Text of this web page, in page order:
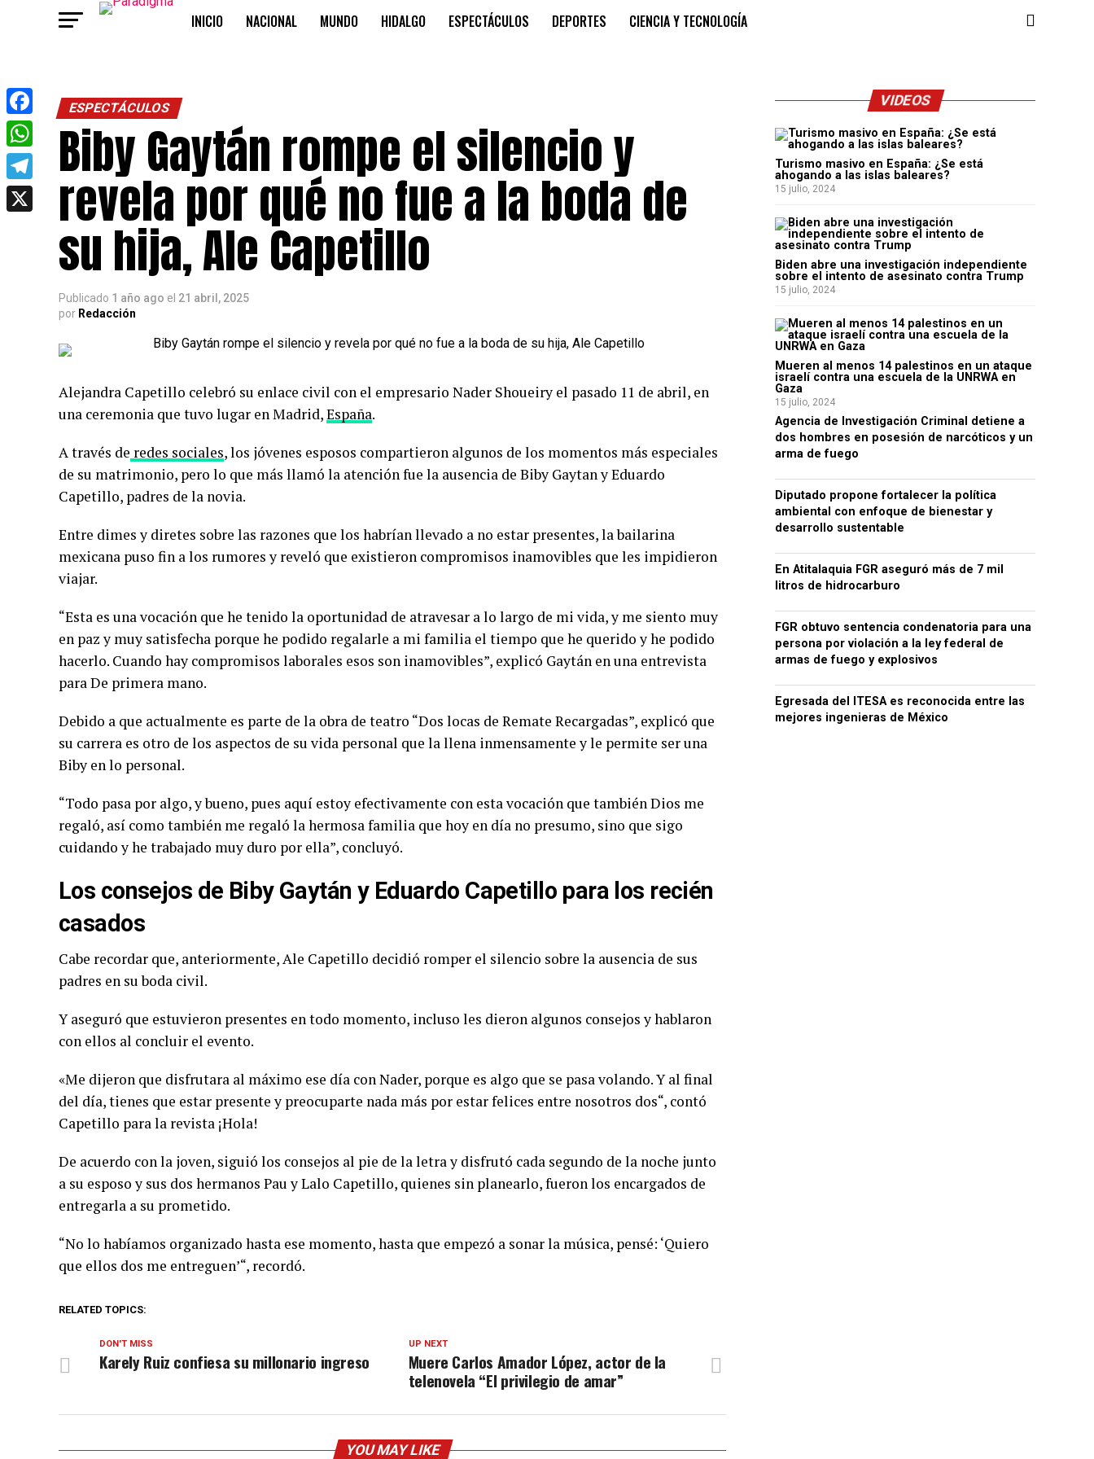
INICIO NACIONAL MUNDO HIDALGO ESPECTÁCULOS DEPORTES CIENCIA Y TECNOLOGÍA
ESPECTÁCULOS
Biby Gaytán rompe el silencio y
revela por qué no fue a la boda de
su hija, Ale Capetillo
Publicado 1 año ago el 21 abril, 2025
por Redacción
Alejandra Capetillo celebró su enlace civil con el empresario Nader Shoueiry el pasado 11 de abril, en
una ceremonia que tuvo lugar en Madrid,España.
A través de redes sociales, los jóvenes esposos compartieron algunos de los momentos más especiales
de su matrimonio, pero lo que más llamó la atención fue la ausencia de Biby Gaytan y Eduardo
Capetillo, padres de la novia.
Entre dimes y diretes sobre las razones que los habrían llevado a no estar presentes, la bailarina
mexicana puso fin a los rumores y reveló que existieron compromisos inamovibles que les impidieron
viajar.
“Esta es una vocación que he tenido la oportunidad de atravesar a lo largo de mi vida, y me siento muy
en paz y muy satisfecha porque he podido regalarle a mi familia el tiempo que he querido y he podido
hacerlo. Cuando hay compromisos laborales esos son inamovibles”, explicó Gaytán en una entrevista
para De primera mano.
Debido a que actualmente es parte de la obra de teatro “Dos locas de Remate Recargadas”, explicó que
su carrera es otro de los aspectos de su vida personal que la llena inmensamente y le permite ser una
Biby en lo personal.
“Todo pasa por algo, y bueno, pues aquí estoy efectivamente con esta vocación que también Dios me
regaló, así como también me regaló la hermosa familia que hoy en día no presumo, sino que sigo
cuidando y he trabajado muy duro por ella”, concluyó.
Los consejos de Biby Gaytán y Eduardo Capetillo para los recién
casados
Cabe recordar que, anteriormente, Ale Capetillo decidió romper el silencio sobre la ausencia de sus
padres en su boda civil.
Y aseguró que estuvieron presentes en todo momento, incluso les dieron algunos consejos y hablaron
con ellos al concluir el evento.
«Me dijeron que disfrutara al máximo ese día con Nader, porque es algo que se pasa volando. Y al final
del día, tienes que estar presente y preocuparte nada más por estar felices entre nosotros dos“, contó
Capetillo para la revista ¡Hola!
De acuerdo con la joven, siguió los consejos al pie de la letra y disfrutó cada segundo de la noche junto
a su esposo y sus dos hermanos Pau y Lalo Capetillo, quienes sin planearlo, fueron los encargados de
entregarla a su prometido.
“No lo habíamos organizado hasta ese momento, hasta que empezó a sonar la música, pensé: ‘Quiero
que ellos dos me entreguen’“, recordó.
RELATED TOPICS:
UP NEXT
Muere Carlos Amador López, actor de la
telenovela “El privilegio de amar”
DON'T MISS
Karely Ruiz confiesa su millonario ingreso
YOU MAY LIKE
VIDEOS
Turismo masivo en España: ¿Se está
ahogando a las islas baleares?
15 julio, 2024
Biden abre una investigación independiente
sobre el intento de asesinato contra Trump
15 julio, 2024
Mueren al menos 14 palestinos en un ataque
israelí contra una escuela de la UNRWA en
Gaza
15 julio, 2024
Agencia de Investigación Criminal detiene a
dos hombres en posesión de narcóticos y un
arma de fuego
Diputado propone fortalecer la política
ambiental con enfoque de bienestar y
desarrollo sustentable
En Atitalaquia FGR aseguró más de 7 mil
litros de hidrocarburo
FGR obtuvo sentencia condenatoria para una
persona por violación a la ley federal de
armas de fuego y explosivos
Egresada del ITESA es reconocida entre las
mejores ingenieras de México
Facebook
WhatsApp
Telegram